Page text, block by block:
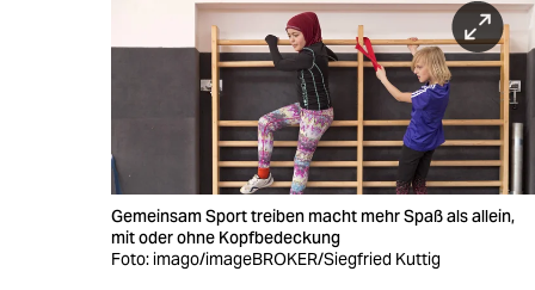
veranstaltungenGemeinsam Sport treiben macht mehr Spaß als allein,
mit oder ohne Kopfbedeckung
Foto: imago/imageBROKER/Siegfried Kuttig